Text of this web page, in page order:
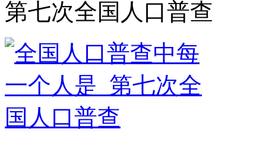
第七次全国人口普查